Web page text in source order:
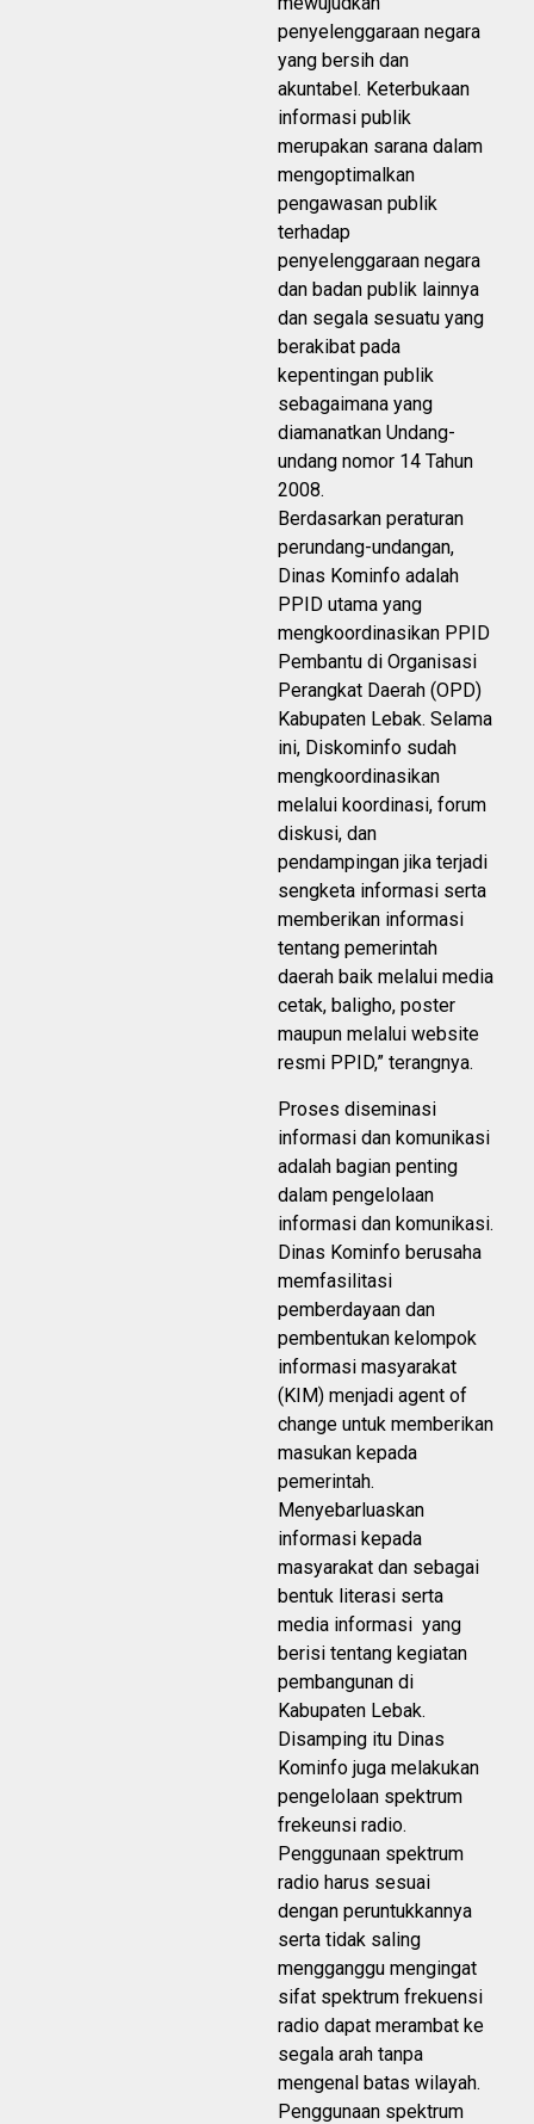
penyelenggaraan negara
yang bersih dan
akuntabel. Keterbukaan
informasi publik
merupakan sarana dalam
mengoptimalkan
pengawasan publik
terhadap
penyelenggaraan negara
dan badan publik lainnya
dan segala sesuatu yang
berakibat pada
kepentingan publik
sebagaimana yang
diamanatkan Undang-
undang nomor 14 Tahun
2008.
Berdasarkan peraturan
perundang-undangan,
Dinas Kominfo adalah
PPID utama yang
mengkoordinasikan PPID
Pembantu di Organisasi
Perangkat Daerah (OPD)
Kabupaten Lebak. Selama
ini, Diskominfo sudah
mengkoordinasikan
melalui koordinasi, forum
diskusi, dan
pendampingan jika terjadi
sengketa informasi serta
memberikan informasi
tentang pemerintah
daerah baik melalui media
cetak, baligho, poster
maupun melalui website
resmi PPID,” terangnya.
Proses diseminasi
informasi dan komunikasi
adalah bagian penting
dalam pengelolaan
informasi dan komunikasi.
Dinas Kominfo berusaha
memfasilitasi
pemberdayaan dan
pembentukan kelompok
informasi masyarakat
(KIM) menjadi agent of
change untuk memberikan
masukan kepada
pemerintah.
Menyebarluaskan
informasi kepada
masyarakat dan sebagai
bentuk literasi serta
media informasi yang
berisi tentang kegiatan
pembangunan di
Kabupaten Lebak.
Disamping itu Dinas
Kominfo juga melakukan
pengelolaan spektrum
frekeunsi radio.
Penggunaan spektrum
radio harus sesuai
dengan peruntukkannya
serta tidak saling
mengganggu mengingat
sifat spektrum frekuensi
radio dapat merambat ke
segala arah tanpa
mengenal batas wilayah.
Penggunaan spektrum